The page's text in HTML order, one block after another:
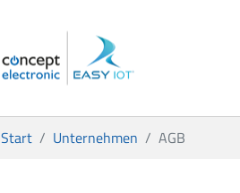
Sie sind hier:
Start Unternehmen AGB